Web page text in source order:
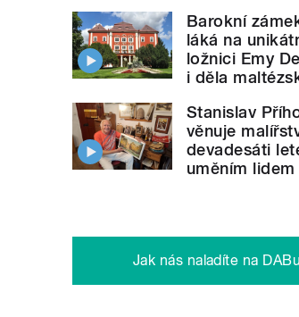
Barokní
láká na
ložnici Emy
i děla
Stanislav
věnuje
devadesáti
uměním
Jak nás naladíte na DABu